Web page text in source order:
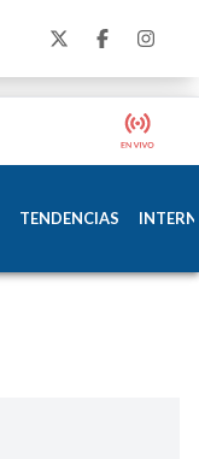
TENDENCIAS